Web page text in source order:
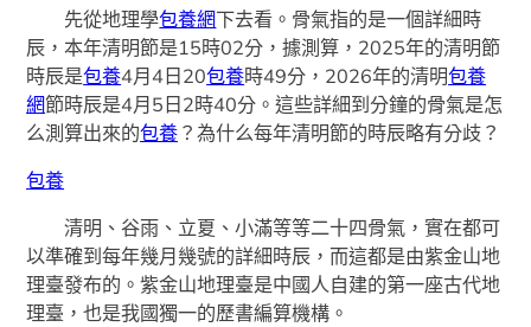
先從地理學包養網下去看。骨氣指的是一個詳細時
辰，本年清明節是15時02分，據測算，2025年的清明節
時辰是包養4月4日20包養時49分，2026年的清明包養
網節時辰是4月5日2時40分。這些詳細到分鐘的骨氣是怎
么測算出來的包養 ？為什么每年清明節的時辰略有分歧？
包養
清明、谷雨、立夏、小滿等等二十四骨氣，實在都可
以準確到每年幾月幾號的詳細時辰，而這都是由紫金山地
理臺發布的。紫金山地理臺是中國人自建的第一座古代地
理臺，也是我國獨一的歷書編算機構。